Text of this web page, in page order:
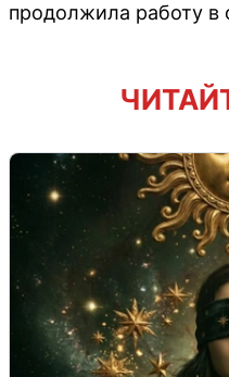
продолжила работу